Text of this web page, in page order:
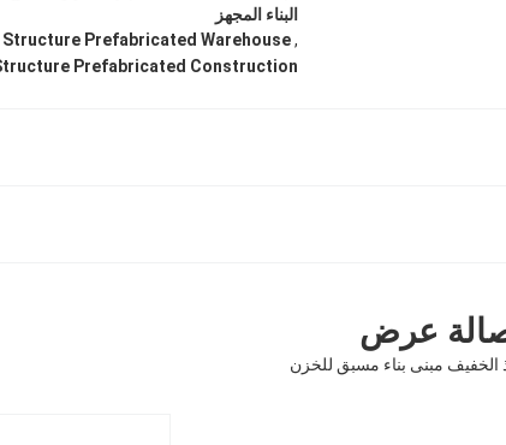
البناء المجهز
,
Structure Prefabricated Warehouse
Prefabricated Construction
عرض
الخفيف مبنى بناء مسبق للخزن